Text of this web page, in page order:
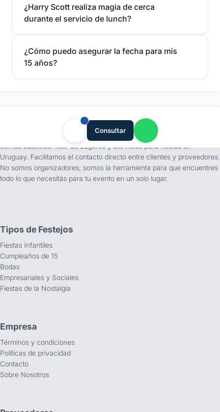
¿Harry Scott realiza magia de cerca
durante el servicio de lunch?
¿Cómo puedo asegurar la fecha para mis
15 años?
Consultar
tufiesta.com.uy
Somos buscador líder de Lugares y Servicios para fiestas en
Uruguay. Facilitamos el contacto directo entre clientes y proveedores.
No somos organizadores; somos la herramienta para que encuentres
todo lo que necesitás para tu evento en un solo lugar.
Tipos de Festejos
Fiestas Infantiles
Cumpleaños de 15
Bodas
Empresariales y Sociales
Fiestas de la Nostalgia
Empresa
Términos y condiciones
Políticas de privacidad
Contacto
Sobre Nosotros